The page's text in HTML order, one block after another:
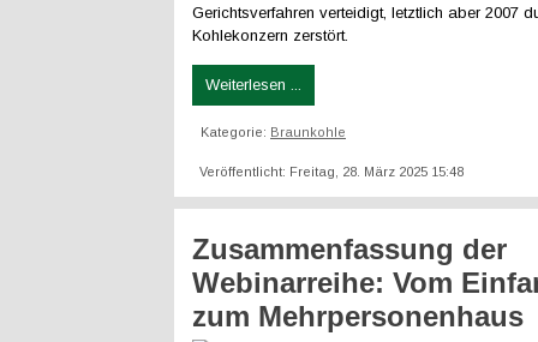
Gerichtsverfahren verteidigt, letztlich aber 2007
Kohlekonzern zerstört.
Weiterlesen ...
Kategorie: Braunkohle
Veröffentlicht: Freitag, 28. März 2025 15:48
Zusammenfassung der
Webinarreihe: Vom
zum Mehrpersonenhaus